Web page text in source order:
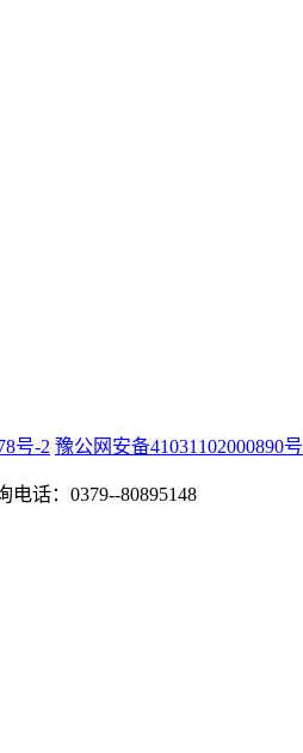
号-2 豫公网安备41031102000890号
电话：0379--80895148